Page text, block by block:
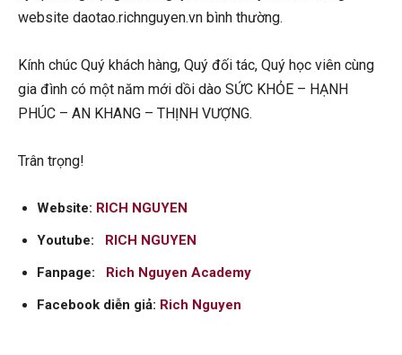
website daotao.richnguyen.vn bình thường.
Kính chúc Quý khách hàng, Quý đối tác, Quý học viên cùng
gia đình có một năm mới dồi dào SỨC KHỎE – HẠNH
PHÚC – AN KHANG – THỊNH VƯỢNG.
Trân trọng!
Website: RICH NGUYEN
Youtube:
RICH NGUYEN
Fanpage:
Rich Nguyen Academy
Facebook diễn giả: Rich Nguyen